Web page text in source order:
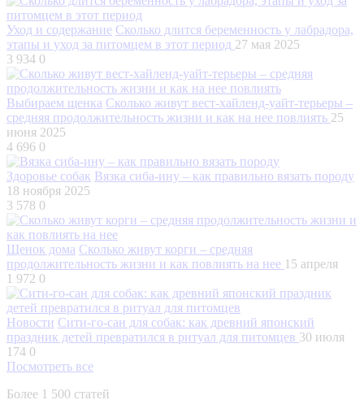
Уход и содержание Сколько длится беременность у лабрадора,
этапы и уход за питомцем в этот период 27 мая 2025
3 934 0
Выбираем щенка Сколько живут вест-хайленд-уайт-терьеры –
средняя продолжительность жизни и как на нее повлиять 25
июня 2025
4 696 0
Здоровье собак Вязка сиба-ину – как правильно вязать породу
18 ноября 2025
3 578 0
Щенок дома Сколько живут корги – средняя
продолжительность жизни и как повлиять на нее 15 апреля
1 972 0
Новости Сити-го-сан для собак: как древний японский
праздник детей превратился в ритуал для питомцев 30 июля
174 0
Посмотреть все
Более 1 500 статей